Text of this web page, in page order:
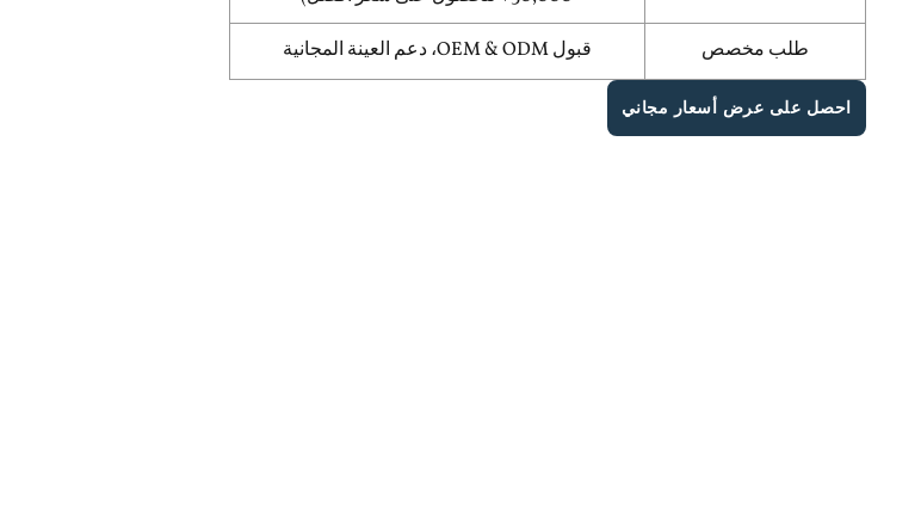
طلب مخصص قبول OEM & ODM، دعم العينة المجانية
احصل على عرض أسعار مجاني